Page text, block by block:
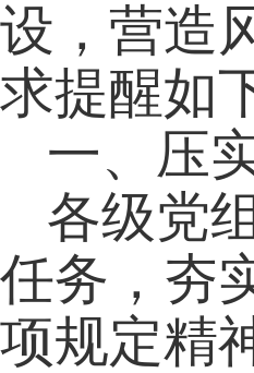
设，营造
求提醒如
一、压
各级党
任务，夯
项规定精